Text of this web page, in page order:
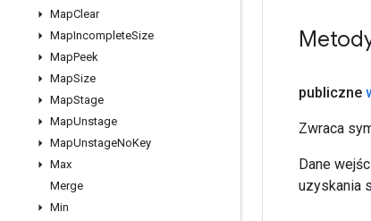
MapClear
MapIncompleteSize
MapPeek
MapSize
MapStage
MapUnstage
MapUnstageNoKey
Max
Merge
Min
publiczne
Zwraca
Dane
uzyskania